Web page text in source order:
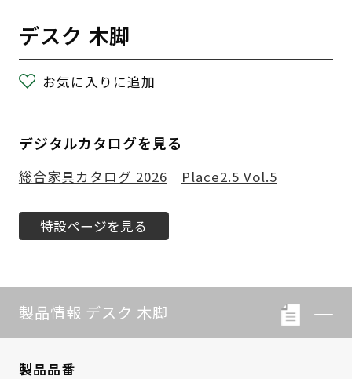
デスク 木脚
お気に入りに追加
デジタルカタログを見る
総合家具カタログ 2026 Place2.5 Vol.5
特設ページを見る
製品情報 デスク 木脚
製品品番